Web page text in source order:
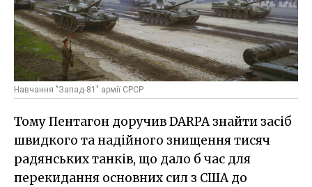
Навчання "Запад-81" армії СРСР
Тому Пентагон доручив DARPA знайти засіб
швидкого та надійного знищення тисяч
радянських танків, що дало б час для
перекидання основних сил з США до